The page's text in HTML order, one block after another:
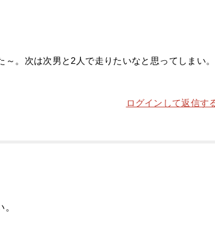
。次は次男と2人で走りたいなと思ってしまい。
ログインして返信す